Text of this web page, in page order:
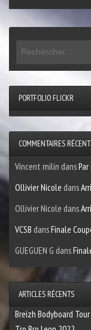
PORTFOLIO FLICKR
COMMENTAIRES
Vincent milin dans
Ollivier Nicole dans
Ollivier Nicole dans
VCSB dansFinale
GUEGUEN G dans
ARTICLES RÉCENTS
Breizh Bodyboard